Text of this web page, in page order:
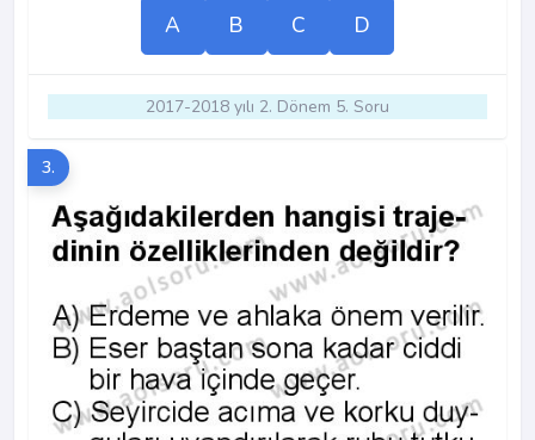
A B C D
2017-2018 yılı 2. Dönem 5. Soru
3.